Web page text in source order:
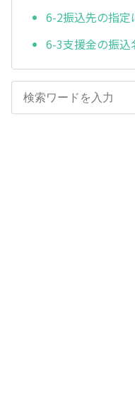
6-2振込先の指定
6-3⽀援⾦の振込